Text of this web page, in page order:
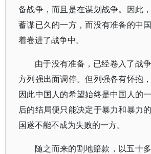
备战争，而且是在谋划战争。因此
蓄谋已久的一方，而没有准备的中
着卷进了战争中。
由于没有准备，已经卷入了战
方列强出面调停。但列强各有怀抱
因此中国人的希望始终是中国人的
后的结局便只能决定于暴力和暴力
国遂不能不成为失败的一方。
随之而来的割地赔款，以五十